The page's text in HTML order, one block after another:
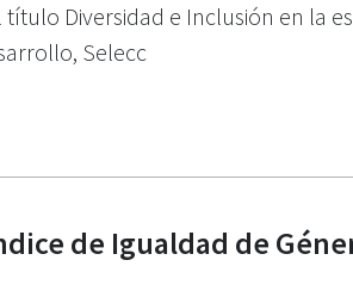
Diversidad e Inclusión en la
Selecc
de Igualdad de